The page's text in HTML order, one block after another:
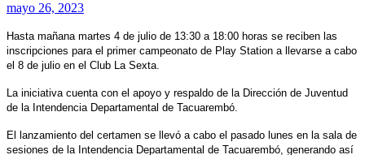
mayo 26, 2023
Hasta mañana martes 4 de julio de 13:30 a 18:00 horas se reciben las
inscripciones para el primer campeonato de Play Station a llevarse a cabo
el 8 de julio en el Club La Sexta.
La iniciativa cuenta con el apoyo y respaldo de la Dirección de Juventud
de la Intendencia Departamental de Tacuarembó.
El lanzamiento del certamen se llevó a cabo el pasado lunes en la sala de
sesiones de la Intendencia Departamental de Tacuarembó, generando así